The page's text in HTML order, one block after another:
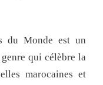
du Monde est un
qui célèbre la
marocaines et